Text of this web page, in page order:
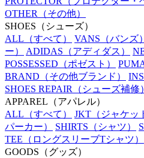
OTHER （その他）
SHOES （シューズ）
ALL （すべて） VANS （バンズ）
ー）
ADIDAS （アディダス）
POSSESSED （ポゼスト）
BRAND （その他ブランド）
SHOES REPAIR （シューズ補修）
APPAREL （アパレル）
ALL （すべて） JKT （ジャケッ
パーカー）
SHIRTS （シャツ）
TEE （ロングスリーブTシャツ）
GOODS （グッズ）